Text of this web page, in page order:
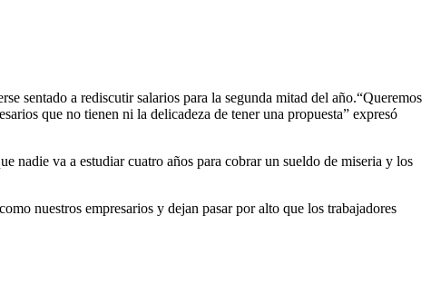
sentado a rediscutir salarios para la segunda mitad del año.“Queremos
que no tienen ni la delicadeza de tener una propuesta” expresó
nadie va a estudiar cuatro años para cobrar un sueldo de miseria y los
nuestros empresarios y dejan pasar por alto que los trabajadores